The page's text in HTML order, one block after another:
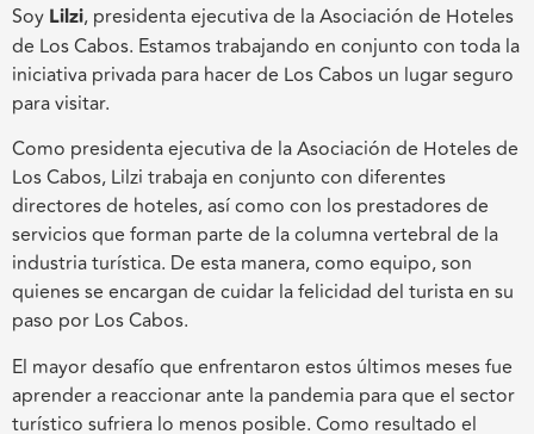
Soy Lilzi, presidenta ejecutiva de la Asociación de Hoteles
de Los Cabos. Estamos trabajando en conjunto con toda la
iniciativa privada para hacer de Los Cabos un lugar seguro
para visitar.
Como presidenta ejecutiva de la Asociación de Hoteles de
Los Cabos, Lilzi trabaja en conjunto con diferentes
directores de hoteles, así como con los prestadores de
servicios que forman parte de la columna vertebral de la
industria turística. De esta manera, como equipo, son
quienes se encargan de cuidar la felicidad del turista en su
paso por Los Cabos.
El mayor desafío que enfrentaron estos últimos meses fue
aprender a reaccionar ante la pandemia para que el sector
turístico sufriera lo menos posible. Como resultado el